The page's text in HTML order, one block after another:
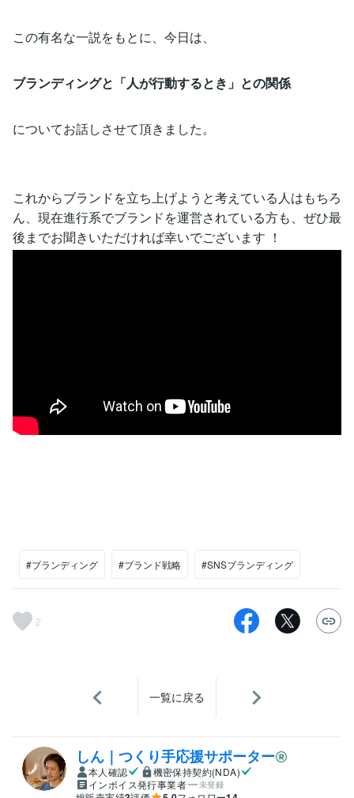
この有名な一説をもとに、今日は、
ブランディングと「人が行動するとき」との関係
についてお話しさせて頂きました。
これからブランドを立ち上げようと考えている人はもちろ
ん、現在進行系でブランドを運営されている方も、ぜひ最
後までお聞きいただければ幸いでございます ！
#ブランディング #ブランド戦略 #SNSブランディング
2
一覧に戻る
しん｜つくり手応援サポーター
本人確認
機密保持契約(NDA)
インボイス発行事業者
未登録